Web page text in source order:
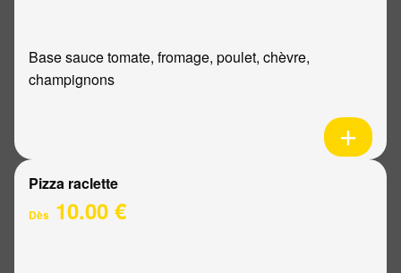
Base sauce tomate, fromage, poulet, chèvre,
champignons
Pizza raclette
Dès 10.00 €